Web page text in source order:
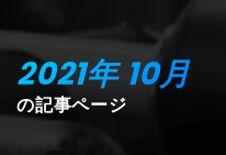
2021年 10月
の記事ページ